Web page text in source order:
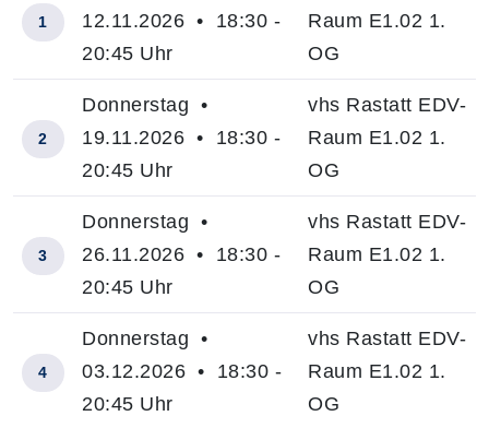
1
12.11.2026 • 18:30 -
20:45 Uhr
Raum E1.02 1.
OG
2
Donnerstag •
19.11.2026 • 18:30 -
20:45 Uhr
vhs Rastatt EDV-
Raum E1.02 1.
OG
3
Donnerstag •
26.11.2026 • 18:30 -
20:45 Uhr
vhs Rastatt EDV-
Raum E1.02 1.
OG
4
Donnerstag •
03.12.2026 • 18:30 -
20:45 Uhr
vhs Rastatt EDV-
Raum E1.02 1.
OG